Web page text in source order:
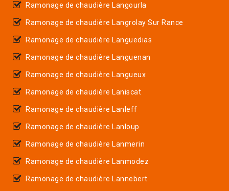
Ramonage de chaudière Langourla
Ramonage de chaudière Langrolay Sur Rance
Ramonage de chaudière Languedias
Ramonage de chaudière Languenan
Ramonage de chaudière Langueux
Ramonage de chaudière Laniscat
Ramonage de chaudière Lanleff
Ramonage de chaudière Lanloup
Ramonage de chaudière Lanmerin
Ramonage de chaudière Lanmodez
Ramonage de chaudière Lannebert